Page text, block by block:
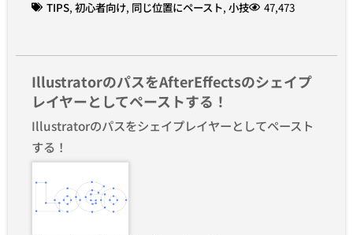
TIPS, 初心者向け, 同じ位置にペースト, 小技 47,473
IllustratorのパスをAfterEffectsのシェイプ
レイヤーとしてペーストする！
Illustratorのパスをシェイプレイヤーとしてペースト
する！